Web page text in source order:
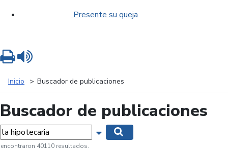
Presente su queja
Inicio Buscador de publicaciones
Buscador de publicaciones
Mostrar opciones de búsqueda
encontraron 40110 resultados.
Imprimir